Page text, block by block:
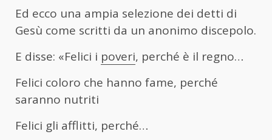
Ed ecco una ampia selezione dei detti di
Gesù come scritti da un anonimo discepolo.
E disse: «Felici i poveri, perché è il regno…
Felici coloro che hanno fame, perché
saranno nutriti
Felici gli afflitti, perché…